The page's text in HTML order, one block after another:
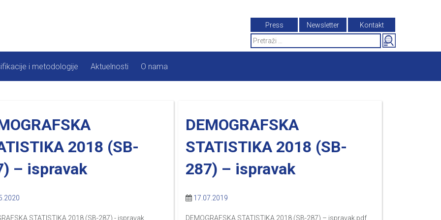
Press Newsletter
Kontakt
Search
for:
i metodologije Aktuelnosti O nama
2018 (SB-
– ispravak
STATISTIKA 2018 (SB-287) - ispravak
DEMOGRAFSKA
STATISTIKA 2018 (SB-
287) – ispravak
17.07.2019
DEMOGRAFSKA STATISTIKA 2018 (SB-287) – ispravak.pdf